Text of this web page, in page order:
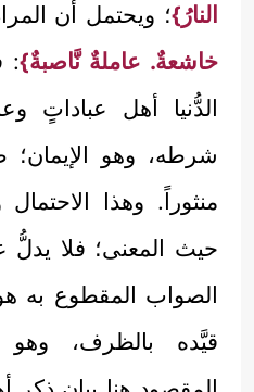
النارُ}؛ ويحتمل أن
خاشعةٌ. عاملةٌ نَّاصبةٌ}:
الدُّنيا أهل عباداتٍ
شرطه، وهو الإيمان؛
منثوراً. وهذا
حيث المعنى؛ فلا يدلُّ
الصواب المقطوع به هو
قيَّده بالظرف، وهو